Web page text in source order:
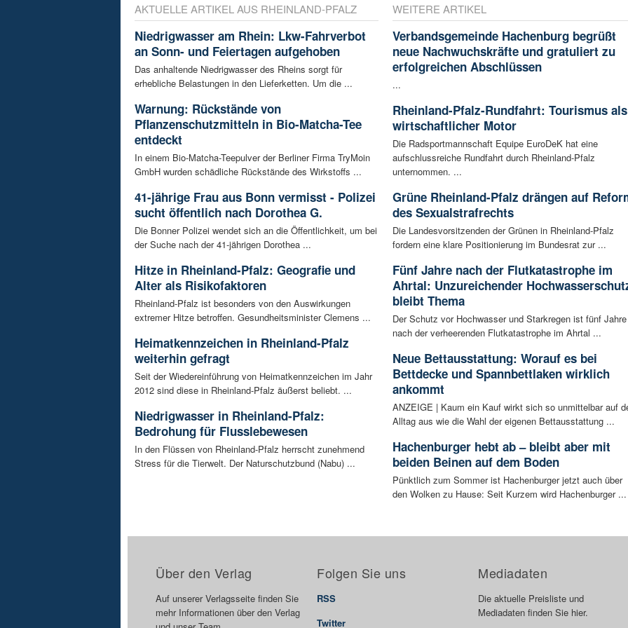
AKTUELLE ARTIKEL AUS RHEINLAND-PFALZ
Niedrigwasser am Rhein: Lkw-Fahrverbot
an Sonn- und Feiertagen aufgehoben
Das anhaltende Niedrigwasser des Rheins sorgt für
erhebliche Belastungen in den Lieferketten. Um die ...
Warnung: Rückstände von
Pflanzenschutzmitteln in Bio-Matcha-Tee
entdeckt
In einem Bio-Matcha-Teepulver der Berliner Firma TryMoin
GmbH wurden schädliche Rückstände des Wirkstoffs ...
41-jährige Frau aus Bonn vermisst - Polizei
sucht öffentlich nach Dorothea G.
Die Bonner Polizei wendet sich an die Öffentlichkeit, um bei
der Suche nach der 41-jährigen Dorothea ...
Hitze in Rheinland-Pfalz: Geografie und
Alter als Risikofaktoren
Rheinland-Pfalz ist besonders von den Auswirkungen
extremer Hitze betroffen. Gesundheitsminister Clemens ...
Heimatkennzeichen in Rheinland-Pfalz
weiterhin gefragt
Seit der Wiedereinführung von Heimatkennzeichen im Jahr
2012 sind diese in Rheinland-Pfalz äußerst beliebt. ...
Niedrigwasser in Rheinland-Pfalz:
Bedrohung für Flusslebewesen
In den Flüssen von Rheinland-Pfalz herrscht zunehmend
Stress für die Tierwelt. Der Naturschutzbund (Nabu) ...
WEITERE ARTIKEL
Verbandsgemeinde Hachenburg begrüßt
neue Nachwuchskräfte und gratuliert zu
erfolgreichen Abschlüssen
...
Rheinland-Pfalz-Rundfahrt: Tourismus als
wirtschaftlicher Motor
Die Radsportmannschaft Equipe EuroDeK hat eine
aufschlussreiche Rundfahrt durch Rheinland-Pfalz
unternommen. ...
Grüne Rheinland-Pfalz drängen auf
des Sexualstrafrechts
Die Landesvorsitzenden der Grünen in Rheinland-Pfalz
fordern eine klare Positionierung im Bundesrat zur ...
Fünf Jahre nach der Flutkatastrophe im
Ahrtal: Unzureichender
bleibt Thema
Der Schutz vor Hochwasser und Starkregen ist fünf Jahre
nach der verheerenden Flutkatastrophe im Ahrtal ...
Neue Bettausstattung: Worauf es bei
Bettdecke und Spannbettlaken wirklich
ankommt
ANZEIGE | Kaum ein Kauf wirkt sich so unmittelbar auf
Alltag aus wie die Wahl der eigenen Bettausstattung ...
Hachenburger hebt ab – bleibt aber mit
beiden Beinen auf dem Boden
Pünktlich zum Sommer ist Hachenburger jetzt auch über
den Wolken zu Hause: Seit Kurzem wird Hachenburger ...
Über den Verlag
Auf unserer Verlagsseite finden Sie
mehr Informationen über den Verlag
Folgen Sie uns
RSS
Twitter
Mediadaten
Die aktuelle Preisliste und
Mediadaten finden Sie hier.